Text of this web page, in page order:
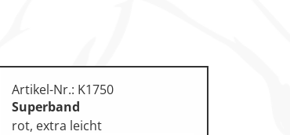
Artikel-Nr.: K1750
Superband
rot, extra leicht